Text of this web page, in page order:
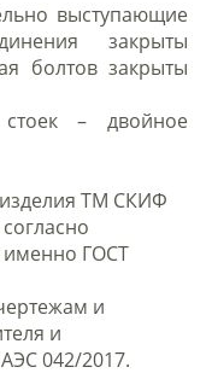
выступающие
закрыты
болтов закрыты
– двойное
ТМ СКИФ
именно ГОСТ
и
и
042/2017.